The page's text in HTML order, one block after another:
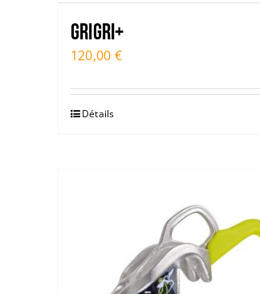
GRIGRI+
120,00 €
Détails